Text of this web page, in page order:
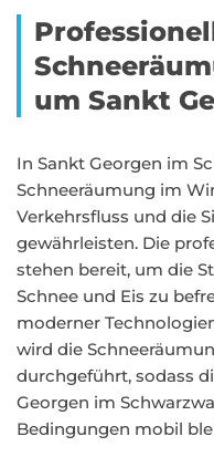
um Sankt
In Sankt Georgen im
Schneeräumung im
Verkehrsfluss und die
gewährleisten. Die
stehen bereit, um die
Schnee und Eis zu
moderner
wird die
durchgeführt, sodass
Georgen im
Bedingungen mobil